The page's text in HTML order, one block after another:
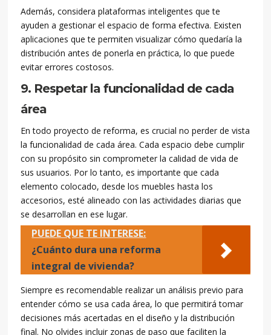
Además, considera plataformas inteligentes que te
ayuden a gestionar el espacio de forma efectiva. Existen
aplicaciones que te permiten visualizar cómo quedaría la
distribución antes de ponerla en práctica, lo que puede
evitar errores costosos.
9. Respetar la funcionalidad de cada
área
En todo proyecto de reforma, es crucial no perder de vista
la funcionalidad de cada área. Cada espacio debe cumplir
con su propósito sin comprometer la calidad de vida de
sus usuarios. Por lo tanto, es importante que cada
elemento colocado, desde los muebles hasta los
accesorios, esté alineado con las actividades diarias que
se desarrollan en ese lugar.
PUEDE QUE TE INTERESE:
¿Cuánto dura una reforma
integral de vivienda?
Siempre es recomendable realizar un análisis previo para
entender cómo se usa cada área, lo que permitirá tomar
decisiones más acertadas en el diseño y la distribución
final. No olvides incluir zonas de paso que faciliten la